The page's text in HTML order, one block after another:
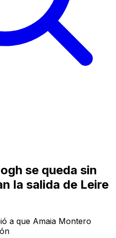
se queda sin
la salida de Leire
a que Amaia Montero